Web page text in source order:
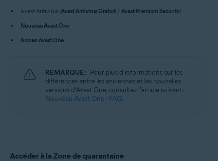
Avast Antivirus (Avast Antivirus Gratuit / Avast Premium Security)
Nouveau Avast One
Ancien Avast One
REMARQUE: Pour plus d'informations sur les
différences entre les anciennes et les nouvelles
versions d'Avast One, consultez l'article suivant :
Nouveau Avast One - FAQ.
Accéder à la Zone de quarantaine